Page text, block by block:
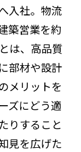
入社。物流
築営業を約
は、高品質
部材や設計
メリットを
ズにどう適
りすること
見を広げた